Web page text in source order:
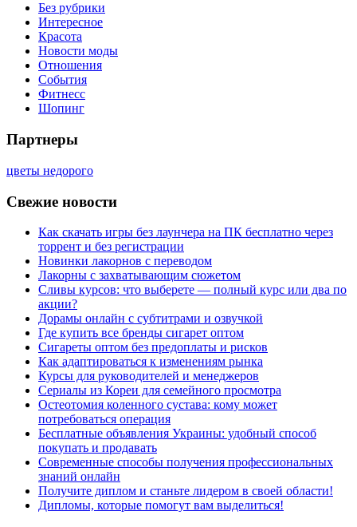
Без рубрики
Интересное
Красота
Новости моды
Отношения
События
Фитнесс
Шопинг
Партнеры
цветы недорого
Свежие новости
Как скачать игры без лаунчера на ПК бесплатно через
торрент и без регистрации
Новинки лакорнов с переводом
Лакорны с захватывающим сюжетом
Сливы курсов: что выберете — полный курс или два по
акции?
Дорамы онлайн с субтитрами и озвучкой
Где купить все бренды сигарет оптом
Сигареты оптом без предоплаты и рисков
Как адаптироваться к изменениям рынка
Курсы для руководителей и менеджеров
Сериалы из Кореи для семейного просмотра
Остеотомия коленного сустава: кому может
потребоваться операция
Бесплатные объявления Украины: удобный способ
покупать и продавать
Современные способы получения профессиональных
знаний онлайн
Получите диплом и станьте лидером в своей области!
Дипломы, которые помогут вам выделиться!